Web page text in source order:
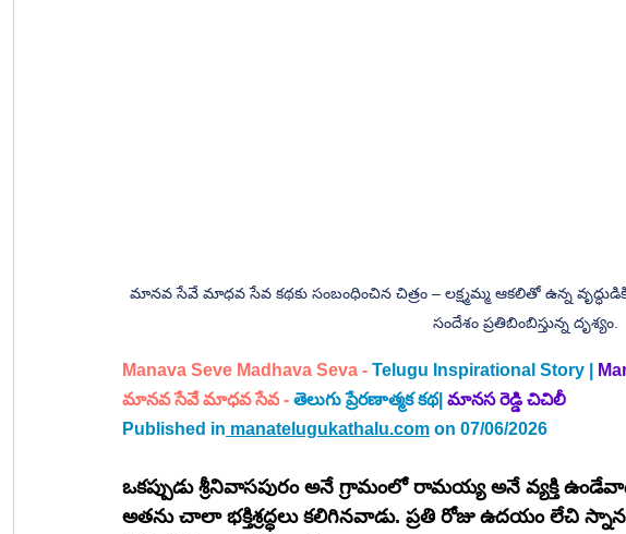
మానవ సేవే మాధవ సేవ కథకు సంబంధించిన చిత్రం – లక్ష్మమ్మ ఆకలితో ఉన్న
సందేశం ప్రతిబింబిస్తున్న దృశ్యం.
Manava Seve Madhava Seva - Telugu Inspirational Story |
మానవ సేవే మాధవ సేవ - తెలుగు ప్రేరణాత్మక కథ మానస రెడ్డి చిచిలీ
Published in manatelugukathalu.com on 07/06/2026
ఒకప్పుడు శ్రీనివాసపురం అనే గ్రామంలో రామయ్య అనే వ్యక్తి
అతను చాలా భక్తిశ్రద్ధలు కలిగినవాడు. ప్రతి రోజు ఉదయం లేచి